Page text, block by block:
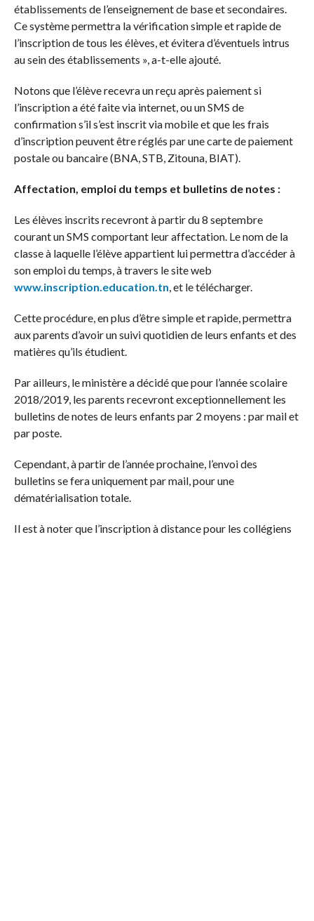
établissements de l’enseignement de base et secondaires.
Ce système permettra la vérification simple et rapide de
l’inscription de tous les élèves, et évitera d’éventuels intrus
au sein des établissements », a-t-elle ajouté.
Notons que l’élève recevra un reçu après paiement si
l’inscription a été faite via internet, ou un SMS de
confirmation s’il s’est inscrit via mobile et que les frais
d’inscription peuvent être réglés par une carte de paiement
postale ou bancaire (BNA, STB, Zitouna, BIAT).
Affectation, emploi du temps et bulletins de notes :
Les élèves inscrits recevront à partir du 8 septembre
courant un SMS comportant leur affectation. Le nom de la
classe à laquelle l’élève appartient lui permettra d’accéder à
son emploi du temps, à travers le site web
www.inscription.education.tn, et le télécharger.
Cette procédure, en plus d’être simple et rapide, permettra
aux parents d’avoir un suivi quotidien de leurs enfants et des
matières qu’ils étudient.
Par ailleurs, le ministère a décidé que pour l’année scolaire
2018/2019, les parents recevront exceptionnellement les
bulletins de notes de leurs enfants par 2 moyens : par mail et
par poste.
Cependant, à partir de l’année prochaine, l’envoi des
bulletins se fera uniquement par mail, pour une
dématérialisation totale.
Il est à noter que l’inscription à distance pour les collégiens